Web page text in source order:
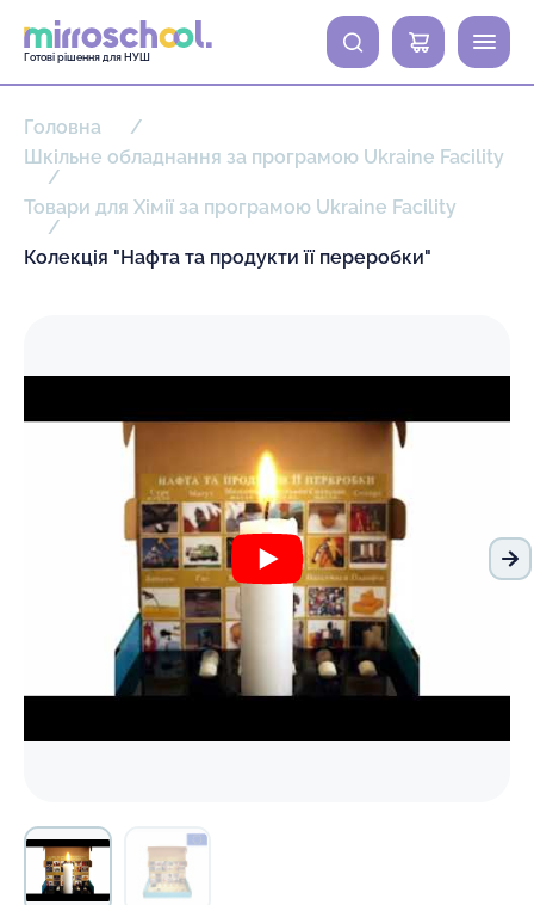
Готові рішення для НУШ
0
Головна
Шкільне обладнання за програмою Ukraine Facility
Товари для Хімії за програмою Ukraine Facility
Колекція "Нафта та продукти її переробки"